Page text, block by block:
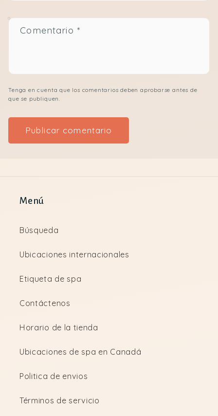
Comentario *
Tenga en cuenta que los comentarios deben aprobarse antes de
que se publiquen.
Menú
Búsqueda
Ubicaciones internacionales
Etiqueta de spa
Contáctenos
Horario de la tienda
Ubicaciones de spa en Canadá
Politica de envios
Términos de servicio